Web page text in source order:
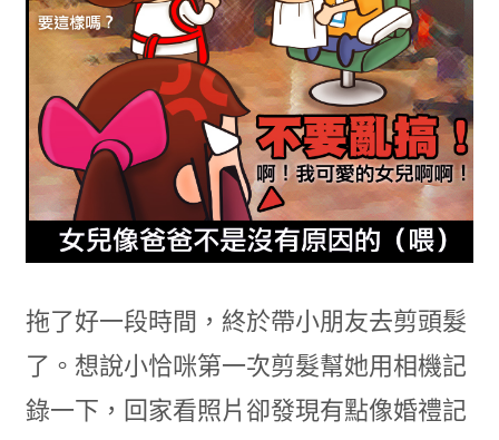
拖了好一段時間，終於帶小朋友去剪頭髮
了。想說小恰咪第一次剪髮幫她用相機記
錄一下，回家看照片卻發現有點像婚禮記